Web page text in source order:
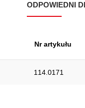
ODPOWIEDNI
Nr artykułu
114.0171